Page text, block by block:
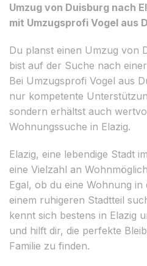
Umzug von Duisburg nach
mit Umzugsprofi Vogel aus
Du planst einen Umzug von
bist auf der Suche nach
Bei Umzugsprofi Vogel aus
nur kompetente
sondern erhältst auch
Wohnungssuche in Elazig.
Elazig, eine lebendige Stadt
eine Vielzahl an
Egal, ob du eine Wohnung
einem ruhigeren Stadtteil
kennt sich bestens in Elazig
und hilft dir, die perfekte
Familie zu finden.